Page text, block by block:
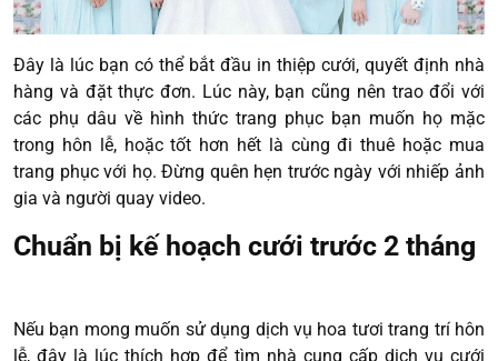
Đây là lúc bạn có thể bắt đầu in thiệp cưới, quyết định nhà
hàng và đặt thực đơn. Lúc này, bạn cũng nên trao đổi với
các phụ dâu về hình thức trang phục bạn muốn họ mặc
trong hôn lễ, hoặc tốt hơn hết là cùng đi thuê hoặc mua
trang phục với họ. Đừng quên hẹn trước ngày với nhiếp ảnh
gia và người quay video.
Chuẩn bị kế hoạch cưới trước 2 tháng
Nếu bạn mong muốn sử dụng dịch vụ hoa tươi trang trí hôn
lễ, đây là lúc thích hợp để tìm nhà cung cấp dịch vụ cưới